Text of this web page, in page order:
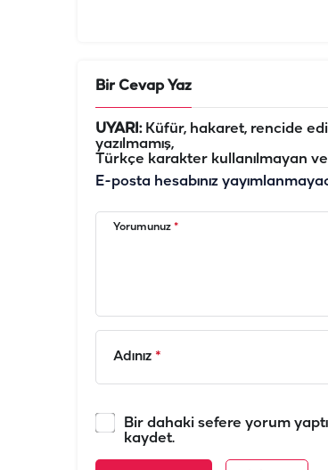
Bir Cevap Yaz
UYARI:Küfür, hakaret, rencide
yazılmamış,
Türkçe karakter kullanılmayan
E-posta hesabınız
Yorumunuz *
Adınız *
Bir dahaki sefere yorum
kaydet.